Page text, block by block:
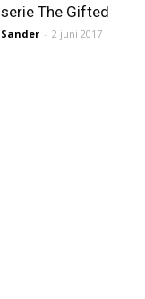
serie The Gifted
Sander - 2 juni 2017